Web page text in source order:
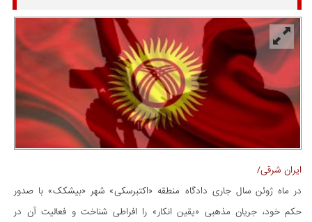
ایران شرقی/
در ماه ژوئن سال جاری دادگاه منطقه «اکتبرسکی» شهر «بیشکک» با صدور
حکم خود، جریان مذهبی «یقین انکار» را افراطی شناخت و فعالیت آن در